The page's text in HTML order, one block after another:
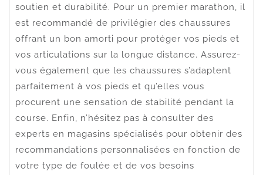
soutien et durabilité. Pour un premier marathon, il
est recommandé de privilégier des chaussures
offrant un bon amorti pour protéger vos pieds et
vos articulations sur la longue distance. Assurez-
vous également que les chaussures s’adaptent
parfaitement à vos pieds et qu’elles vous
procurent une sensation de stabilité pendant la
course. Enfin, n’hésitez pas à consulter des
experts en magasins spécialisés pour obtenir des
recommandations personnalisées en fonction de
votre type de foulée et de vos besoins